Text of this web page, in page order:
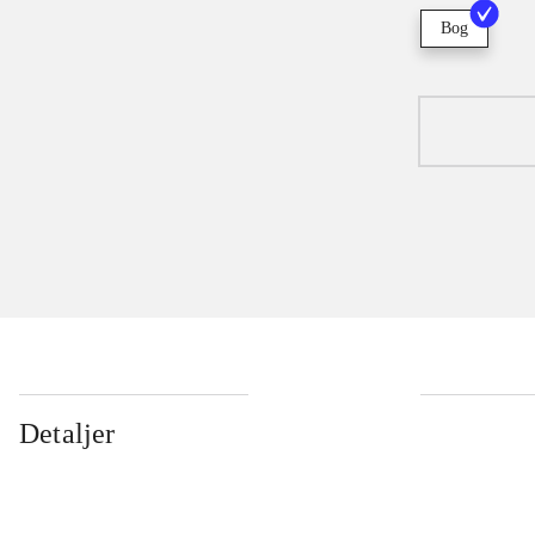
Bog
Detaljer